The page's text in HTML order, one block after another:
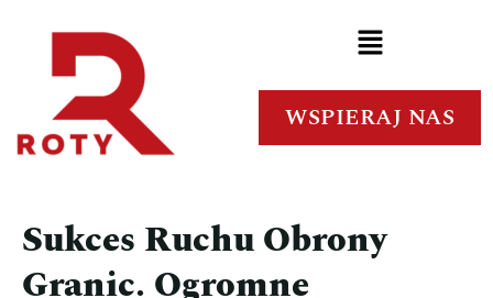
WSPIERAJ NAS
Sukces Ruchu Obrony
Granic. Ogromne